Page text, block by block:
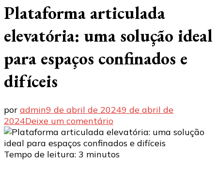
Plataforma articulada
elevatória: uma solução ideal
para espaços confinados e
difíceis
por admin9 de abril de 20249 de abril de
2024Deixe um comentárioem
Plataforma
articulada
elevatória:
Tempo de leitura: 3 minutos